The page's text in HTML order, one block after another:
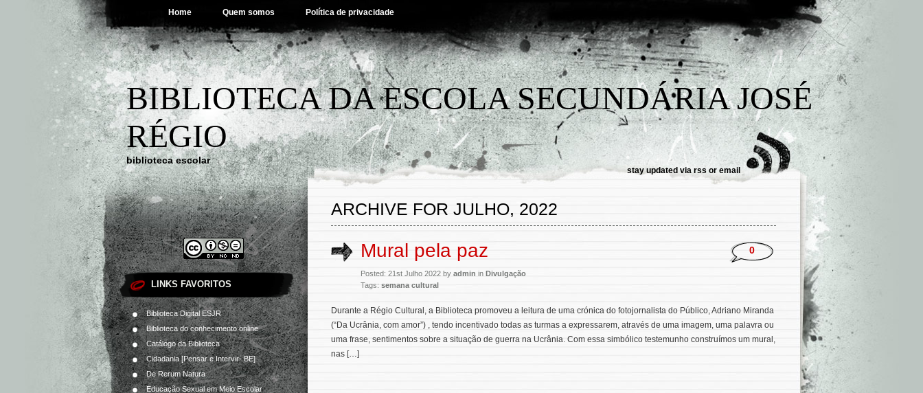
Home Quem somos Política de privacidade
BIBLIOTECA DA ESCOLA SECUNDÁRIA JOSÉ
RÉGIO
biblioteca escolar
stay updated via rss or email
LINKS FAVORITOS
Biblioteca Digital ESJR
Biblioteca do conhecimento online
Catálogo da Biblioteca
Cidadania [Pensar e Intervir- BE]
De Rerum Natura
Educação Sexual em Meio Escolar
ARCHIVE FOR JULHO, 2022
Mural pela paz
Posted: 21st Julho 2022 by admin in Divulgação
Tags: semana cultural
0
Durante a Régio Cultural, a Biblioteca promoveu a leitura de uma crónica do fotojornalista do Público, Adriano Miranda
(“Da Ucrânia, com amor”) , tendo incentivado todas as turmas a expressarem, através de uma imagem, uma palavra ou
uma frase, sentimentos sobre a situação de guerra na Ucrânia. Com essa simbólico testemunho construímos um mural,
nas […]